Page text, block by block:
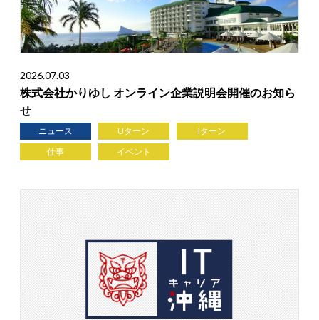
2026.07.03
株式会社かりゆし オンライン企業説明会開催のお知ら
せ
ニュース Uターン
Iターン
仕事
イベント